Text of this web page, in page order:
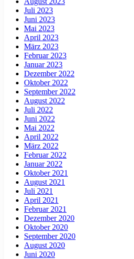
Juli 2023
Juni 2023
Mai 2023
April 2023
März 2023
Februar 2023
Januar 2023
Dezember 2022
Oktober 2022
September 2022
August 2022
Juli 2022
Juni 2022
Mai 2022
April 2022
März 2022
Februar 2022
Januar 2022
Oktober 2021
August 2021
Juli 2021
April 2021
Februar 2021
Dezember 2020
Oktober 2020
September 2020
August 2020
Juni 2020